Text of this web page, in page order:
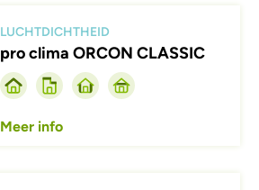
LUCHTDICHTHEID
pro clima ORCON CLASSIC
Meer info